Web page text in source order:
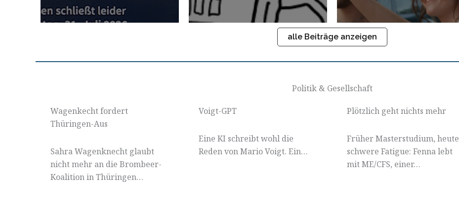
alle Beiträge anzeigen
Politik & Gesellschaft
Wagenkecht fordert
Thüringen-Aus
Sahra Wagenknecht glaubt
nicht mehr an die Brombeer-
Koalition in Thüringen…
Voigt-GPT
Eine KI schreibt wohl die
Reden von Mario Voigt. Ein…
Plötzlich geht nichts mehr
Früher Masterstudium, heute
schwere Fatigue: Fenna lebt
mit ME/CFS, einer…